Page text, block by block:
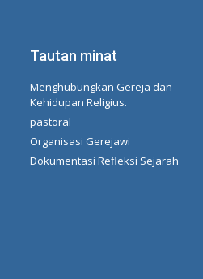
Tautan minat
Menghubungkan Gereja dan
Kehidupan Religius.
pastoral
Organisasi Gerejawi
Dokumentasi Refleksi Sejarah